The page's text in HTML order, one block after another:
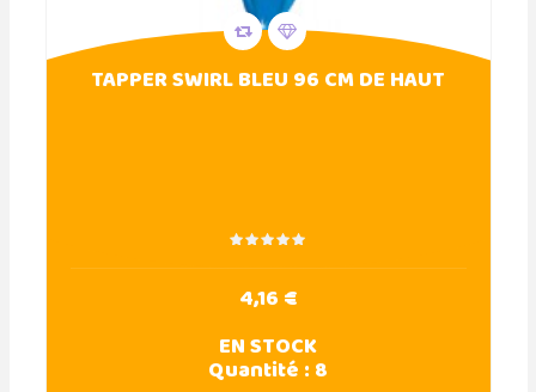
TAPPER SWIRL BLEU 96 CM DE HAUT
4,16 €
EN STOCK
Quantité :8